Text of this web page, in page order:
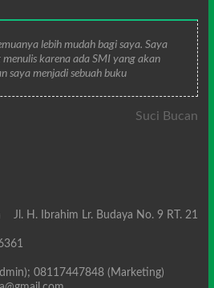
lebih mudah bagi saya. Saya
karena ada SMI yang akan
saya menjadi sebuah buku
Suci Bucan
Jl. H. Ibrahim Lr. Budaya No. 9 RT. 21
08117447848 (Marketing)